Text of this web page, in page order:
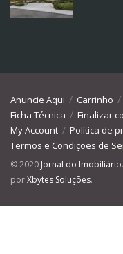
Anuncie Aqui Carrinho
Ficha Técnica
Finalizar
My Account
Política de
Termos e Condições de
© 2020 Jornal do Imobiliário
porXbytes Soluções.